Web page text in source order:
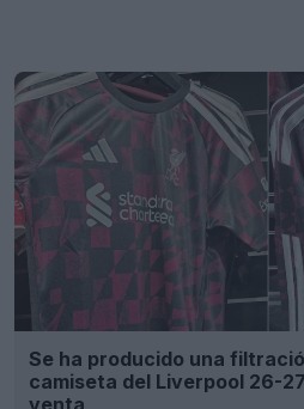
Se ha producido una
camiseta del Liverpool 26-